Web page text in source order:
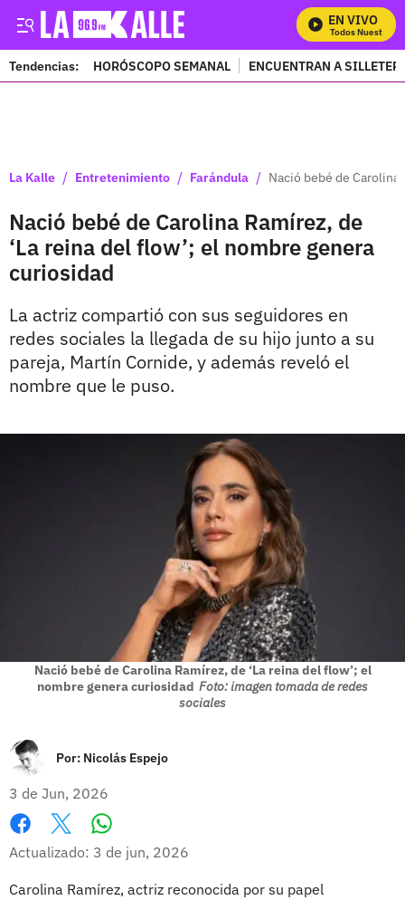
EN VIVO
Mira Todos Nuestros
Tendencias: HORÓSCOPO SEMANAL ENCUENTRAN A
La Kalle / Entretenimiento / Farándula / Nació bebé de Carolina
Nació bebé de Carolina Ramírez, de
‘La reina del flow’; el nombre genera
curiosidad
La actriz compartió con sus seguidores en
redes sociales la llegada de su hijo junto a su
pareja, Martín Cornide, y además reveló el
nombre que le puso.
Nació bebé de Carolina Ramírez, de ‘La reina del flow’; el
nombre genera curiosidad Foto: imagen tomada de redes
sociales
Por: Nicolás Espejo
3 de Jun, 2026
Facebook
X
Actualizado: 3 de jun, 2026
Carolina Ramírez, actriz reconocida por su papel